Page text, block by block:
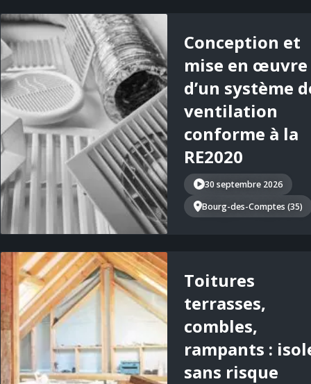
Conception et
mise en œuvre
d’un système
ventilation
conforme à la
RE2020
30 septembre 2026
Bourg-des-Comptes (35)
Toitures
terrasses,
combles,
rampants :
sans risque